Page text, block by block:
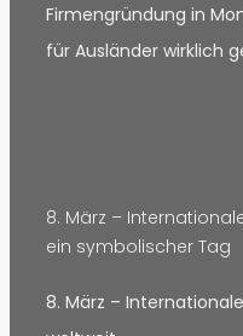
Firmengründung in
für Ausländer wirklich
8. März –
ein symbolischer Tag
8. März –